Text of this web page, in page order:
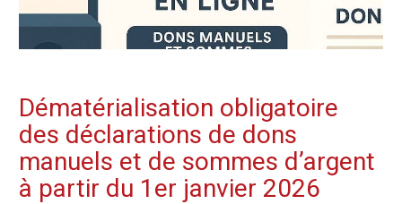
Dématérialisation obligatoire
des déclarations de dons
manuels et de sommes d’argent
à partir du 1er janvier 2026